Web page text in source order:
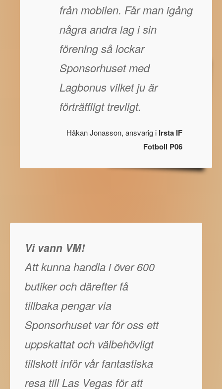
från mobilen. Får man igång
några andra lag i sin
förening så lockar
Sponsorhuset med
Lagbonus vilket ju är
förträffligt trevligt.
Håkan Jonasson, ansvarig i Irsta IF
Fotboll P06
Vi vann VM!
Att kunna handla i över 600
butiker och därefter få
tillbaka pengar via
Sponsorhuset var för oss ett
uppskattat och välbehövligt
tillskott inför vår fantastiska
resa till Las Vegas för att